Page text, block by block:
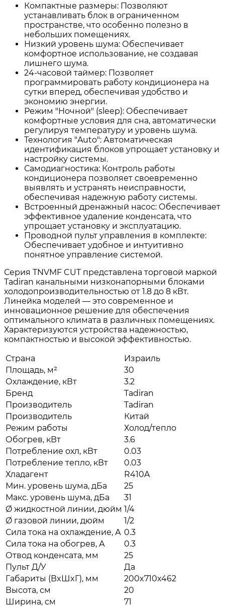
Компактные размеры: Позволяют
устанавливать блок в ограниченном
пространстве, что особенно полезно в
небольших помещениях.
Низкий уровень шума: Обеспечивает
комфортное использование, не создавая
лишнего шума.
24-часовой таймер: Позволяет
программировать работу кондиционера на
сутки вперед, обеспечивая удобство и
экономию энергии.
Режим "Ночной" (sleep): Обеспечивает
комфортные условия для сна, автоматически
регулируя температуру и уровень шума.
Технология "Auto": Автоматическая
идентификация блоков упрощает установку и
настройку системы.
Самодиагностика: Контроль работы
кондиционера позволяет своевременно
выявлять и устранять неисправности,
обеспечивая надежную работу системы.
Встроенный дренажный насос: Обеспечивает
эффективное удаление конденсата, что
упрощает установку и эксплуатацию.
Проводной пульт управления в комплекте:
Обеспечивает удобное и интуитивно
понятное управление системой.
Серия TNVMF CUT представлена торговой маркой
Tadiran канальными низконапорными блоками
холодопроизводительностью от 1.8 до 8 кВт.
Линейка моделей — это современное и
инновационное решение для обеспечения
оптимального климата в различных помещениях.
Характеризуются устройства надежностью,
компактностью и высокой эффективностью.
Страна
Израиль
Площадь, м²
30
Охлаждение, кВт
3.2
Бренд
Tadiran
Производитель
Tadiran
Производитель
Китай
Режим работы
Холод/тепло
Обогрев, кВт
3.6
Потребление охл, кВт
0.03
Потребление тепло, кВт
0.03
Хладагент
R410A
Мин. уровень шума, дБа
25
Макс. уровень шума, дБа
31
Ø жидкостной линии, дюйм 1/4
Ø газовой линии, дюйм
1/2
Сила тока на охлаждение, А 0.3
Сила тока на обогрев, А
0.3
Отвод конденсата, мм
25
Пульт Д/У
Да
Габариты (ВxШxГ), мм
200x710x462
Высота, см
20
Ширина, см
71